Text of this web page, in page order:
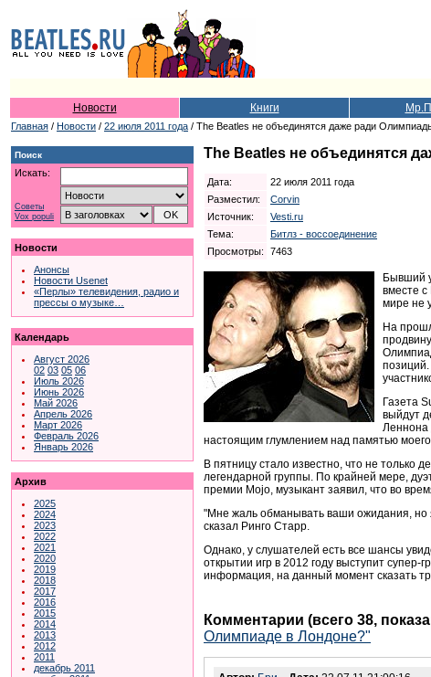
Новости Книги
Главная / Новости / 22 июля 2011 года / The Beatles не объединятся даже ради
Поиск
Искать:
Советы
Vox populi
Новости
Анонсы
Новости Usenet
«Перлы» телевидения, радио и
прессы о музыке…
Календарь
Август 2026
02 03 05 06
Июль 2026
Июнь 2026
Май 2026
Апрель 2026
Март 2026
Февраль 2026
Январь 2026
Архив
2025
2024
2023
2022
2021
2020
2019
2018
2017
2016
2015
2014
2013
2012
2011
декабрь 2011
The Beatles не объединятся
Дата:
22 июля 2011 года
Разместил:
Corvin
Источник:
Vesti.ru
Тема:
Битлз - воссоединение
Просмотры:
7463
Бывший
вместе
мире не
На
Газета
выйдут
Леннона
настоящим глумлением над памятью
В пятницу стало известно, что не только
легендарной группы. По крайней мере,
премии Mojo, музыкант заявил, что во
"Мне жаль обманывать ваши ожидания, но
сказал Ринго Старр.
Однако, у слушателей есть все шансы
открытии игр в 2012 году выступит
информация, на данный момент сказать
Комментарии (всего 38,
Олимпиаде в Лондоне?"